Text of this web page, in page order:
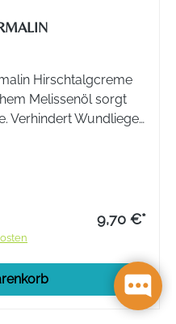
Hirschtalgcreme
Melissenöl sorgt
Verhindert Wundliegen
vor.
9,70 €*